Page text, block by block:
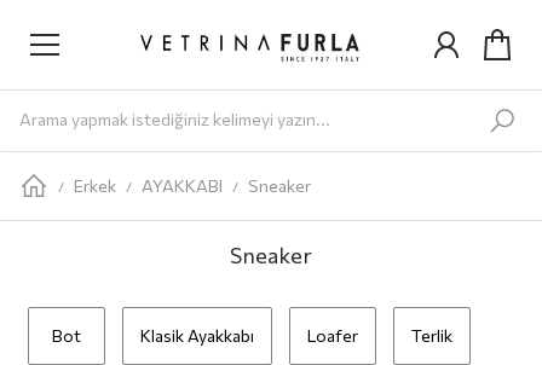
/
Erkek / AYAKKABI / Sneaker
Sneaker
Bot Klasik Ayakkabı Loafer Terlik